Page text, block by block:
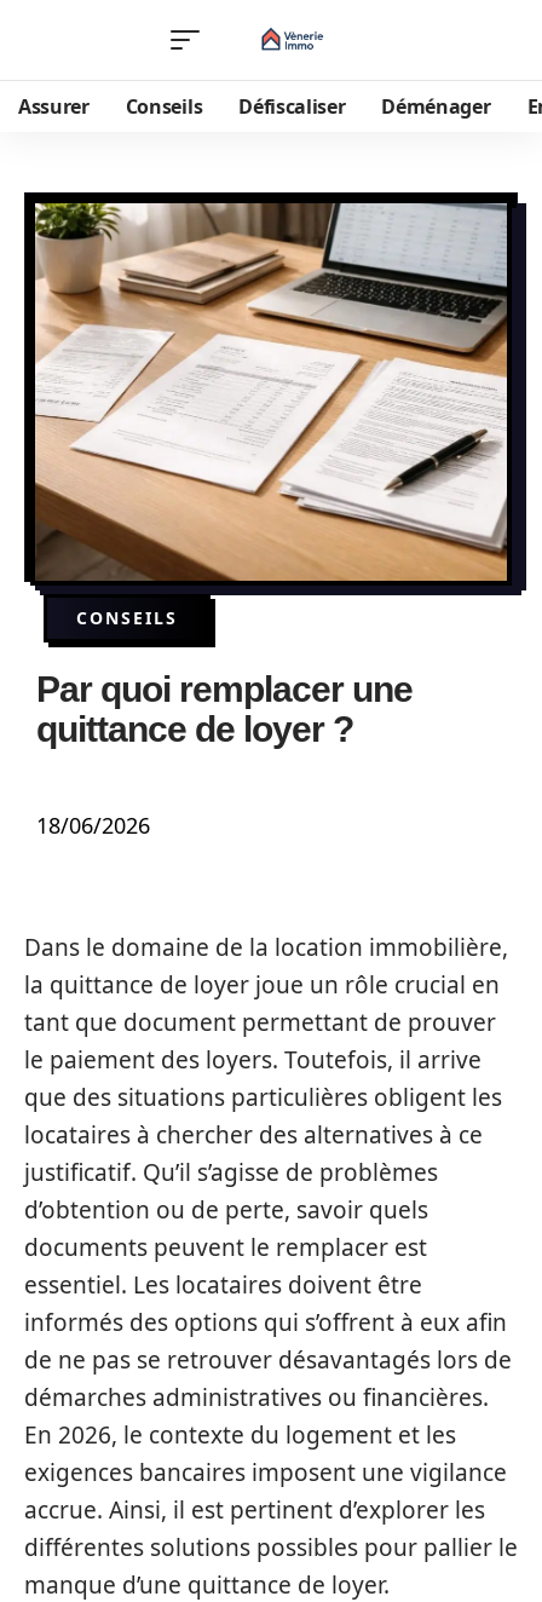
Assurer Conseils Défiscaliser Déménager
CONSEILS
Par quoi remplacer une
quittance de loyer ?
18/06/2026
Dans le domaine de la location immobilière,
la quittance de loyer joue un rôle crucial en
tant que document permettant de prouver
le paiement des loyers. Toutefois, il arrive
que des situations particulières obligent les
locataires à chercher des alternatives à ce
justificatif. Qu’il s’agisse de problèmes
d’obtention ou de perte, savoir quels
documents peuvent le remplacer est
essentiel. Les locataires doivent être
informés des options qui s’offrent à eux afin
de ne pas se retrouver désavantagés lors de
démarches administratives ou financières.
En 2026, le contexte du logement et les
exigences bancaires imposent une vigilance
accrue. Ainsi, il est pertinent d’explorer les
différentes solutions possibles pour pallier le
manque d’une quittance de loyer.